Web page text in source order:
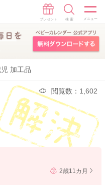
児 加工品
閲覧数：1,602
2歳11カ月